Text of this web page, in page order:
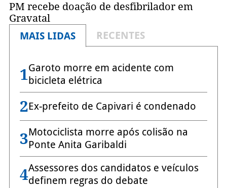
PM recebe doação de desfibrilador em
Gravatal
MAIS LIDAS
RECENTES
1Garoto morre em acidente com
bicicleta elétrica
2Ex-prefeito de Capivari é condenado
3Motociclista morre após colisão na
Ponte Anita Garibaldi
4Assessores dos candidatos e veículos
definem regras do debate